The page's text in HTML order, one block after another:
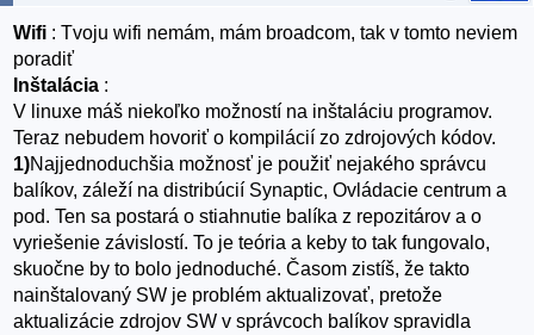
Wifi : Tvoju wifi nemám, mám broadcom, tak v tomto neviem
poradiť
Inštalácia :
V linuxe máš niekoľko možností na inštaláciu programov.
Teraz nebudem hovoriť o kompilácií zo zdrojových kódov.
1)Najjednoduchšia možnosť je použiť nejakého správcu
balíkov, záleží na distribúcií Synaptic, Ovládacie centrum a
pod. Ten sa postará o stiahnutie balíka z repozitárov a o
vyriešenie závislostí. To je teória a keby to tak fungovalo,
skuočne by to bolo jednoduché. Časom zistíš, že takto
nainštalovaný SW je problém aktualizovať, pretože
aktualizácie zdrojov SW v správcoch balíkov spravidla